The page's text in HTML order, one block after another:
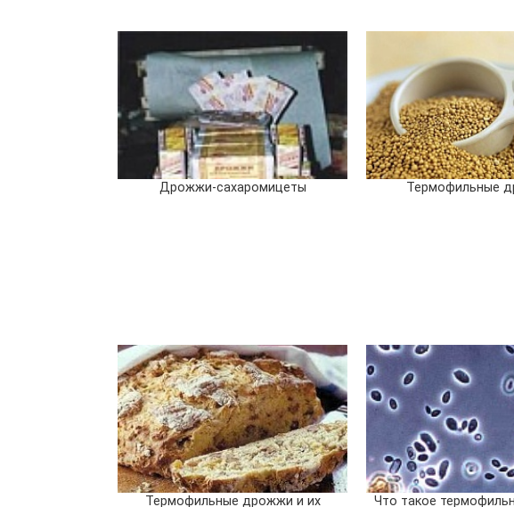
Дрожжи-сахаромицеты Термофильные
Термофильные дрожжи и их
Что такое